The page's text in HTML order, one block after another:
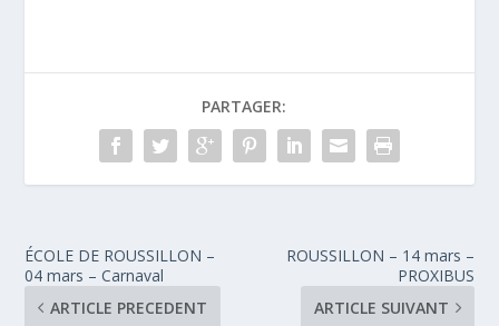
PARTAGER:
ÉCOLE DE ROUSSILLON –
04 mars – Carnaval
ARTICLE PRECEDENT
ROUSSILLON – 14 mars –
PROXIBUS
ARTICLE SUIVANT